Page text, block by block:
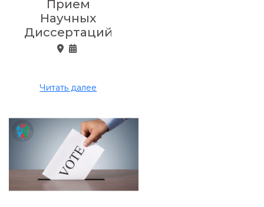
Прием
Научных
Диссертаций
Читать далее